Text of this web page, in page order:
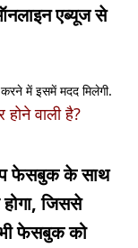
एब्यूज से
में इसमें मदद मिलेगी.
वाली है?
फेसबुक के साथ
जिससे
फेसबुक को